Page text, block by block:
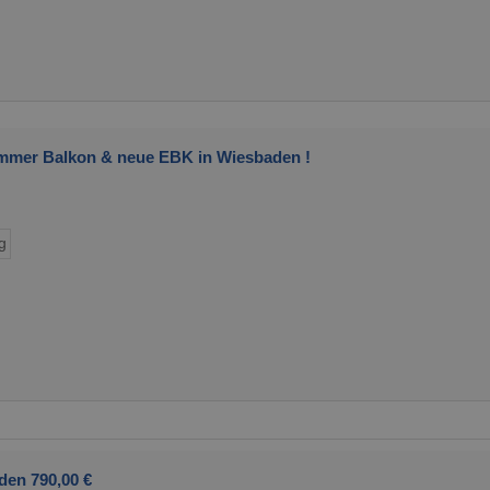
Balkon & neue EBK in Wiesbaden !
790,00 €